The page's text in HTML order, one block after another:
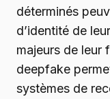
déterminés
d’identité de
majeurs de leur
deepfake
systèmes de